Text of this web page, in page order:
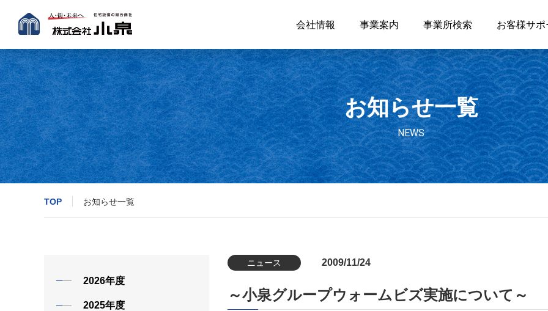
会社情報 事業案内 事業所検索 お客様サポ
お知らせ一覧
NEWS
TOP お知らせ一覧
2026年度
2025年度
ニュース 2009/11/24
～小泉グループウォームビズ実施について～